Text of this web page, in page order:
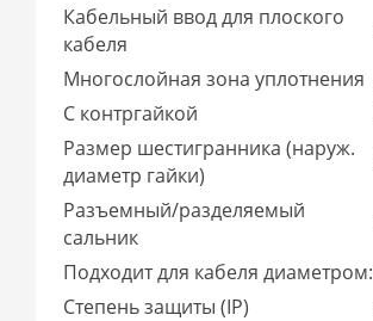
Кабельный ввод для плоского
кабеля
Многослойная зона уплотнения
С контргайкой
Размер шестигранника (наруж.
диаметр гайки)
Разъемный/разделяемый
сальник
Подходит для кабеля диаметром:
Степень защиты (IP)